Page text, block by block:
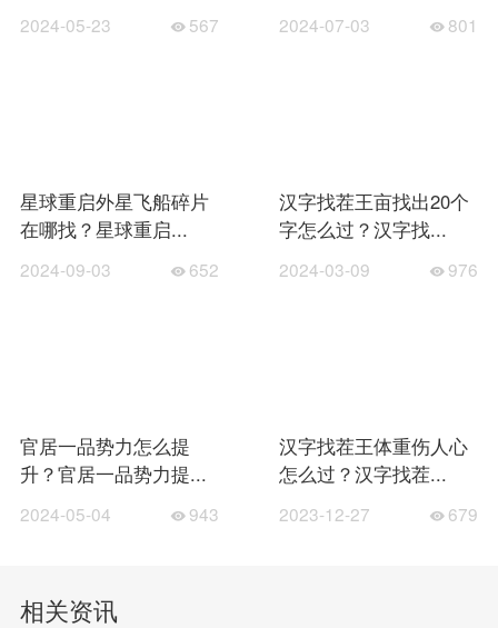
2024-05-23 567 2024-07-03 801
星球重启外星飞船碎片
在哪找？星球重启...
2024-09-03 652
汉字找茬王亩找出20个
字怎么过？汉字找...
2024-03-09 976
官居一品势力怎么提
升？官居一品势力提...
2024-05-04 943
汉字找茬王体重伤人心
怎么过？汉字找茬...
2023-12-27 679
相关资讯